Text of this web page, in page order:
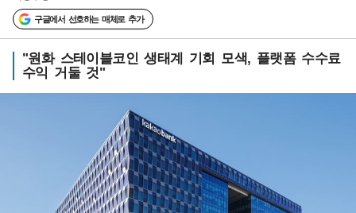
구글에서 선호하는 매체로 추가
"원화 스테이블코인 생태계 기회 모색, 플랫폼 수수료
수익 거둘 것"